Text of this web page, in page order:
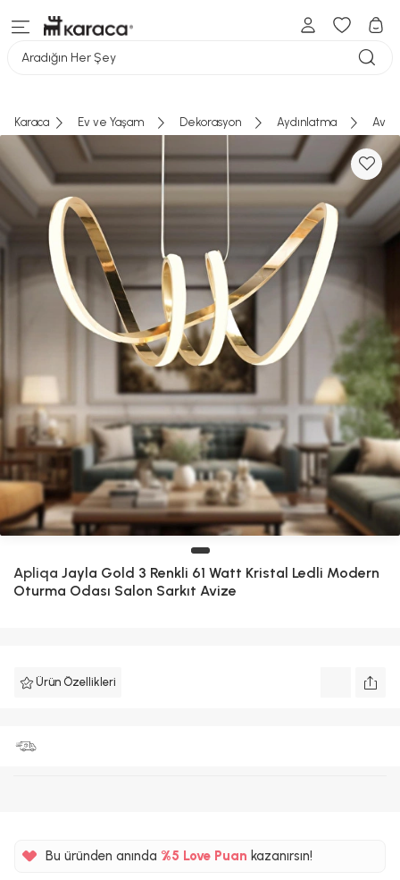
Aradığın Her Şey
Karaca Ev ve Yaşam Dekorasyon Aydınlatma
Apliqa Jayla Gold 3 Renkli 61 Watt Kristal Ledli Modern
Oturma Odası Salon Sarkıt Avize
Ürün Özellikleri
Bu üründen anında %5 Love Puan kazanırsın!